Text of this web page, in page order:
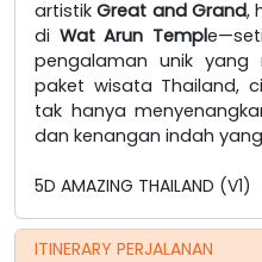
artistikGreat and Grand,
di Wat Arun Templ
pengalaman unik yang
paket wisata Thailand,
tak hanya
dan kenangan indah
5D AMAZING THAILAND (V1)
ITINERARY PERJALANAN